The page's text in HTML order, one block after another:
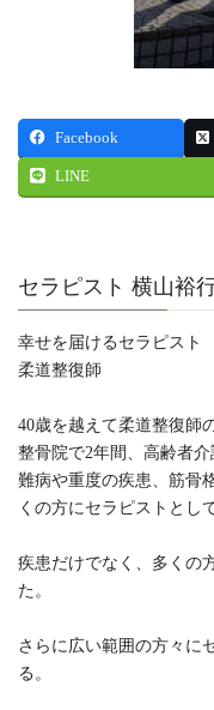
Facebook
LINE
セラピスト 横山裕
幸せを届けるセラピスト
柔道整復師
40歳を越えて柔道整復師
整骨院で2年間、高齢者介
難病や重度の疾患、筋骨
くの方にセラピストとし
疾患だけでなく、多くの
た。
さらに広い範囲の方々に
る。